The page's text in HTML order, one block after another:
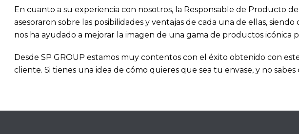
En cuanto a su experiencia con nosotros, la Responsable de Producto
asesoraron sobre las posibilidades y ventajas de cada una de ellas,
nos ha ayudado a mejorar la imagen de una gama de productos icónica
Desde SP GROUP estamos muy contentos con el éxito obtenido con
cliente. Si tienes una idea de cómo quieres que sea tu envase, y no